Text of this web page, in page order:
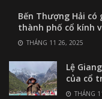
Bến Thượng Hải
thành phố cổ kính
THÁNG 11 26, 2025
Lệ
của cổ
THÁNG